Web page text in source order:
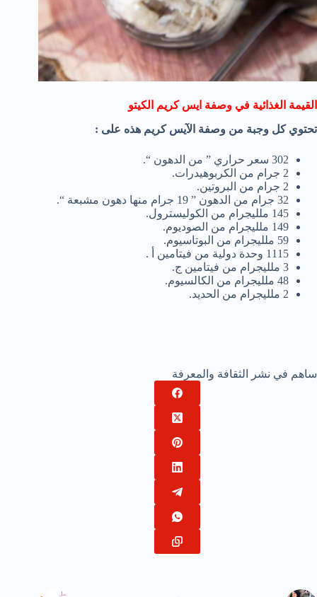
القيمة الغذائية في وصفة ايس كريم الكيتو
تحتوي كل وجبة من وصفة الآيس كريم هذه على :
302 سعر حراري ” من الدهون “.
2 جرام من الكربوهيدرات.
2 جرام من البروتين.
32 جرام من الدهون ” 19 جرام منها دهون مشبعة “.
145 ملليجرام من الكوليسترول.
149 ملليجرام من الصوديوم.
59 ملليجرام من البوتاسيوم.
1115 وحدة دولية من فيتامين أ .
3 ملليجرام من فيتامين ج.
48 ملليجرام من الكالسيوم.
2 ملليجرام من الحديد.
ساهم في نشر الثقافة والمعرفة